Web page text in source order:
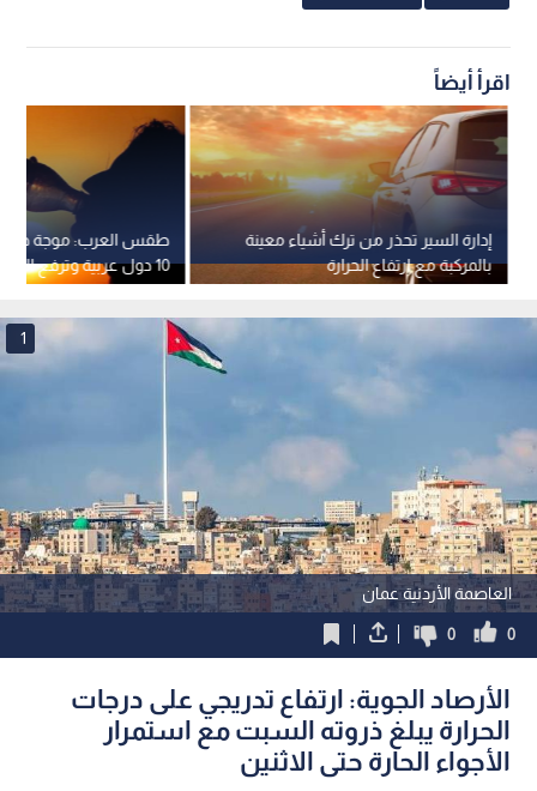
اقرأ أيضاً
طقس العرب: موجة حر
مئوية
إدارة السير تحذر من ترك أشياء معينة
بالمركبة مع ارتفاع الحرارة
العاصمة الأردنية عمان
1
0
0
الأرصاد الجوية: ارتفاع تدريجي على درجات
الحرارة يبلغ ذروته السبت مع استمرار
الأجواء الحارة حتى الاثنين